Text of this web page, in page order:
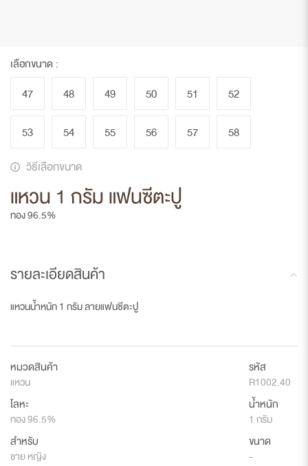
แหวน 1 กรัม แฟนซีตะปู
ทอง 96.5%
เลือกขนาด :
47 48 49 50 51 52
53 54 55 56 57
58
วิธีเลือกขนาด
รายละเอียดสินค้า
แหวนน้ำหนัก 1 กรัม ลายแฟนซีตะปู
หมวดสินค้า
แหวน
โลหะ
ทอง 96.5%
สำหรับ
ชาย หญิง
รหัส
R1002.40
น้ำหนัก
1 กรัม
ขนาด
-